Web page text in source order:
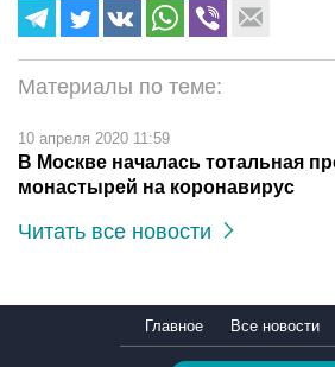
Материалы по теме:
10 апреля 2020 11:59
В Москве началась тотальная
монастырей на коронавирус
Читать все новости
Главное Все новости